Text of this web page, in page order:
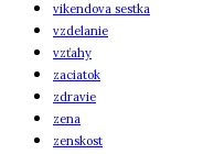
vikendova sestka
vzdelanie
vzťahy
zaciatok
zdravie
zena
zenskost